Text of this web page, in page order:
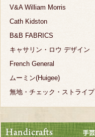
V&A William Morris
Cath Kidston
B&B FABRICS
キャサリン・ロウ デザイン
French General
ムーミン(Huigee)
無地・チェック・ストライプ